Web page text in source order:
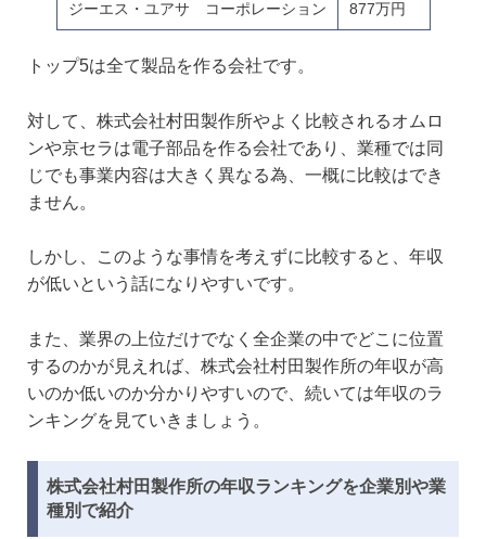
ジーエス・ユアサ コーポレーション 877万円
トップ5は全て製品を作る会社です。
対して、株式会社村田製作所やよく比較されるオムロ
ンや京セラは電子部品を作る会社であり、業種では同
じでも事業内容は大きく異なる為、一概に比較はでき
ません。
しかし、このような事情を考えずに比較すると、年収
が低いという話になりやすいです。
また、業界の上位だけでなく全企業の中でどこに位置
するのかが見えれば、株式会社村田製作所の年収が高
いのか低いのか分かりやすいので、続いては年収のラ
ンキングを見ていきましょう。
株式会社村田製作所の年収ランキングを企業別や業
種別で紹介